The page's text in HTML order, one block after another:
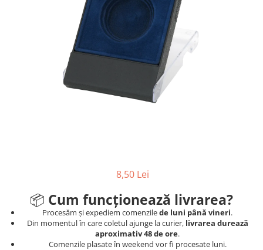
Alte ramuri sportive
8,50 Lei
📦 Cum funcționează livrarea?
Procesăm și expediem comenzilede luni până vineri.
Din momentul în care coletul ajunge la curier, livrarea durează
aproximativ 48 de ore.
Comenzile plasate în weekend vor fi procesate luni.